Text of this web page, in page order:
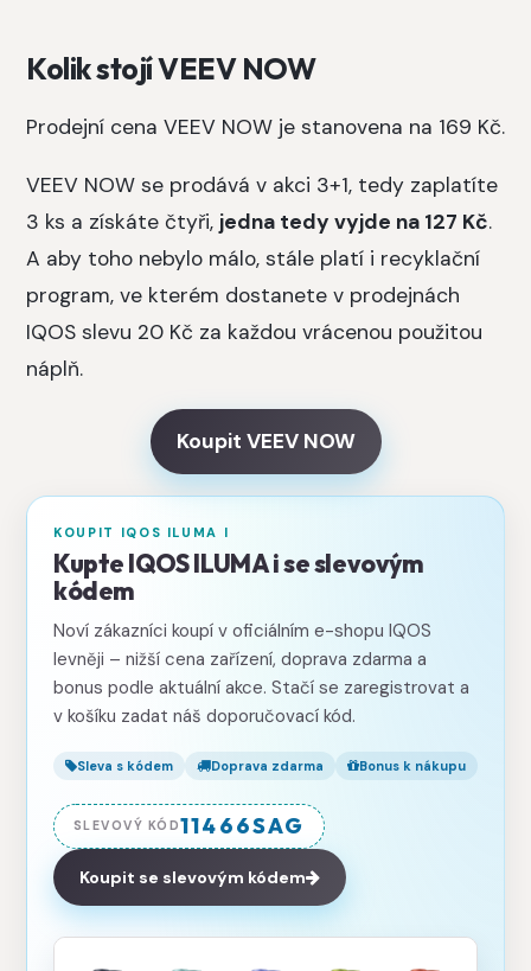
Kolik stojí VEEV NOW
Prodejní cena VEEV NOW je stanovena na 169 Kč.
VEEV NOW se prodává v akci 3+1, tedy zaplatíte
3 ks a získáte čtyři, jedna tedy vyjde na 127 Kč.
A aby toho nebylo málo, stále platí i recyklační
program, ve kterém dostanete v prodejnách
IQOS slevu 20 Kč za každou vrácenou použitou
náplň.
Koupit VEEV NOW
KOUPIT IQOS ILUMA I
Kupte IQOS ILUMA i se slevovým
kódem
Noví zákazníci koupí v oficiálním e-shopu IQOS
levněji – nižší cena zařízení, doprava zdarma a
bonus podle aktuální akce. Stačí se zaregistrovat a
v košíku zadat náš doporučovací kód.
Sleva s kódem Doprava zdarma Bonus k nákupu
SLEVOVÝ KÓD11466SAG
Koupit se slevovým kódem